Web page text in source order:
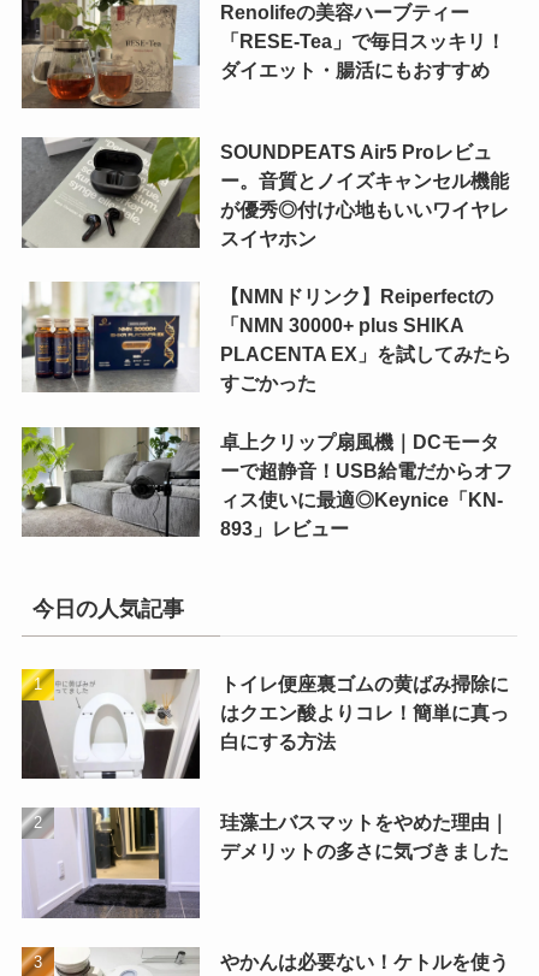
Renolifeの美容ハーブティー
「RESE-Tea」で毎日スッキリ！
ダイエット・腸活にもおすすめ
SOUNDPEATS Air5 Proレビュ
ー。音質とノイズキャンセル機能
が優秀◎付け心地もいいワイヤレ
スイヤホン
【NMNドリンク】Reiperfectの
「NMN 30000+ plus SHIKA
PLACENTA EX」を試してみたら
すごかった
卓上クリップ扇風機｜DCモータ
ーで超静音！USB給電だからオフ
ィス使いに最適◎Keynice「KN-
893」レビュー
今日の人気記事
トイレ便座裏ゴムの黄ばみ掃除に
はクエン酸よりコレ！簡単に真っ
白にする方法
珪藻土バスマットをやめた理由｜
デメリットの多さに気づきました
やかんは必要ない！ケトルを使う